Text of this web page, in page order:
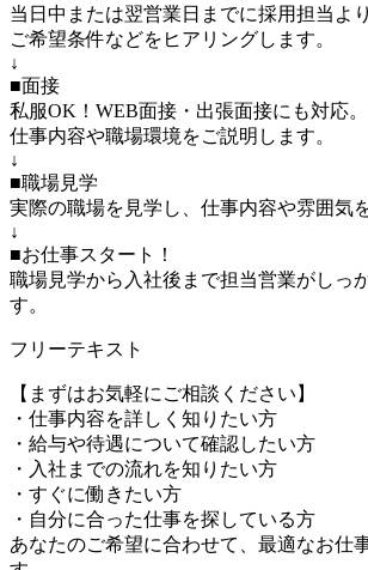
当日中または翌営業日までに採用担当よ
ご希望条件などをヒアリングします。
↓
■面接
私服OK！WEB面接・出張面接にも対応。
仕事内容や職場環境をご説明します。
↓
■職場見学
実際の職場を見学し、仕事内容や雰囲気
↓
■お仕事スタート！
職場見学から入社後まで担当営業がしっ
す。
フリーテキスト
【まずはお気軽にご相談ください】
・仕事内容を詳しく知りたい方
・給与や待遇について確認したい方
・入社までの流れを知りたい方
・すぐに働きたい方
・自分に合った仕事を探している方
あなたのご希望に合わせて、最適なお仕